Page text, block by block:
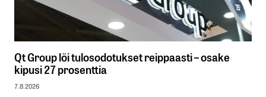
Qt Group löi tulosodotukset reippaasti – osake
kipusi 27 prosenttia
7.8.2026